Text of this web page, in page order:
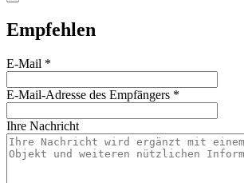
Empfehlen
E-Mail *
E-Mail-Adresse des Empfängers *
Ihre Nachricht